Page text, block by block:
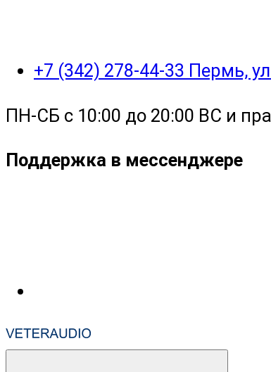
+7 (342) 278-44-33 Пермь,
ПН-СБ с 10:00 до 20:00 ВС и
Поддержка в мессенджере